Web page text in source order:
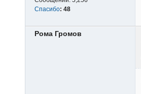
Спасибо: 48
Рома Громов